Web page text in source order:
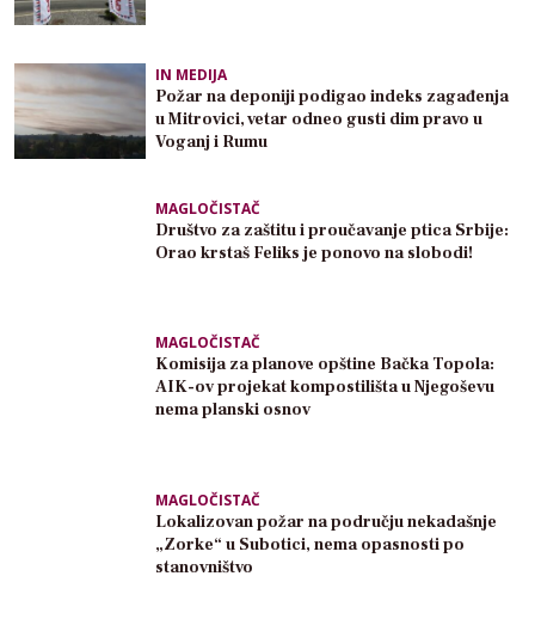
IN MEDIJA
Požar na deponiji podigao indeks zagađenja
u Mitrovici, vetar odneo gusti dim pravo u
Voganj i Rumu
MAGLOČISTAČ
Društvo za zaštitu i proučavanje ptica Srbije:
Orao krstaš Feliks je ponovo na slobodi!
MAGLOČISTAČ
Komisija za planove opštine Bačka Topola:
AIK-ov projekat kompostilišta u Njegoševu
nema planski osnov
MAGLOČISTAČ
Lokalizovan požar na području nekadašnje
„Zorke“ u Subotici, nema opasnosti po
stanovništvo